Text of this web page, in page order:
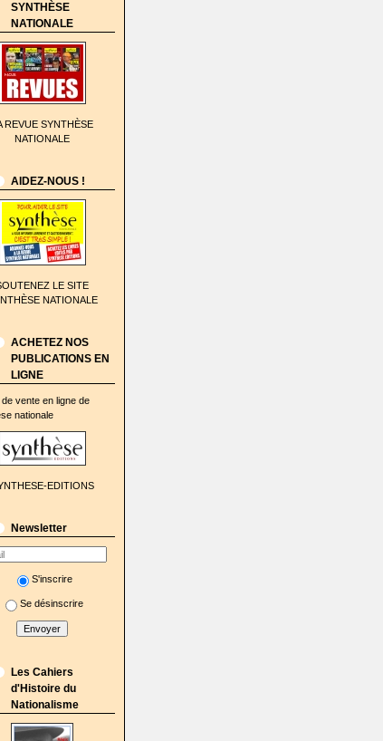
SYNTHÈSE
NATIONALE
REVUE SYNTHÈSE
NATIONALE
AIDEZ-NOUS !
LE SITE
NATIONALE
ACHETEZ NOS
PUBLICATIONS EN
LIGNE
vente en ligne de
nationale
EDITIONS
Newsletter
S'inscrire
Se désinscrire
Les Cahiers
d'Histoire du
Nationalisme